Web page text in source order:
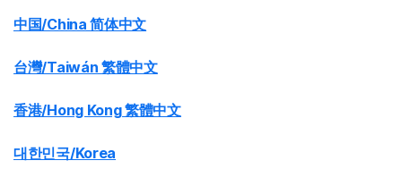
中国/China 简体中文
台灣/Taiwán 繁體中文
香港/Hong Kong 繁體中文
대한민국/Korea